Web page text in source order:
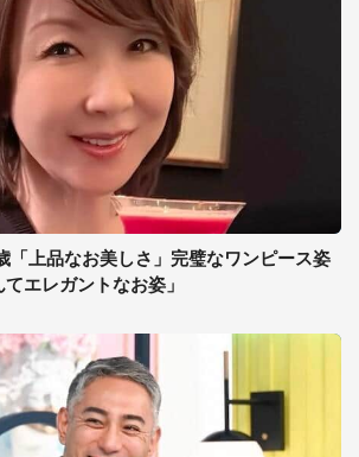
「上品なお美しさ」完璧なワンピース姿
エレガントなお姿」